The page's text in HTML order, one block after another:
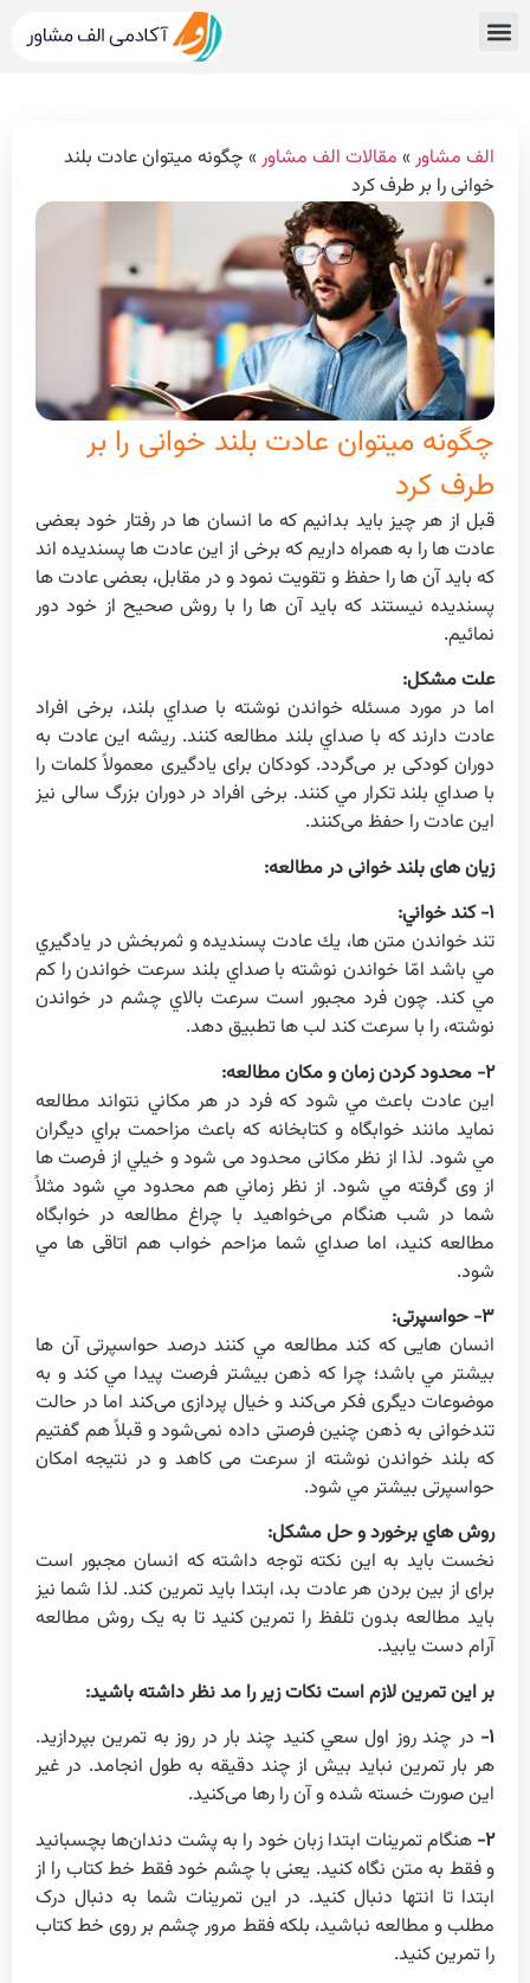
الف مشاور » مقالات الف مشاور » چگونه میتوان عادت بلند
خوانی را بر طرف کرد
چگونه میتوان عادت بلند خوانی را بر
طرف کرد
قبل از هر چيز بايد بدانيم كه ما انسان ها در رفتار خود بعضی
عادت ها را به همراه داريم كه برخی از اين عادت ها پسنديده اند
كه بايد آن ها را حفظ و تقويت نمود و در مقابل، بعضی عادت ها
پسنديده نيستند كه بايد آن ها را با روش صحيح از خود دور
نمائيم.
علت مشکل:
اما در مورد مسئله خواندن نوشته با صداي بلند، برخی افراد
عادت دارند كه با صداي بلند مطالعه كنند. ريشه اين عادت به
دوران كودكی بر می‌گردد. كودكان برای يادگيری معمولاً كلمات را
با صداي بلند تكرار مي كنند. برخی افراد در دوران بزرگ سالی نيز
اين عادت را حفظ می‌كنند.
زيان های بلند خوانی در مطالعه:
۱- کند خواني:
تند خواندن متن ها، يك عادت پسنديده و ثمربخش در يادگيري
مي باشد امّا خواندن نوشته با صداي بلند سرعت خواندن را كم
مي كند. چون فرد مجبور است سرعت بالاي چشم در خواندن
نوشته، را با سرعت کند لب ها تطبيق دهد.
۲- محدود كردن زمان و مكان مطالعه:
اين عادت باعث مي شود كه فرد در هر مكاني نتواند مطالعه
نمايد مانند خوابگاه و کتابخانه كه باعث مزاحمت براي ديگران
مي شود. لذا از نظر مكانی محدود می شود و خيلي از فرصت ها
از وی گرفته مي شود. از نظر زماني هم محدود مي شود مثلاً
شما در شب هنگام می‌خواهيد با چراغ مطالعه در خوابگاه
مطالعه كنيد، اما صداي شما مزاحم خواب هم اتاقی ها مي
شود.
۳- حواسپرتی:
انسان هايی كه كند مطالعه مي كنند درصد حواسپرتی آن ها
بيشتر مي باشد؛ چرا كه ذهن بيشتر فرصت پيدا مي كند و به
موضوعات ديگری فكر می‌كند و خيال پردازی می‌كند اما در حالت
تندخوانی به ذهن چنين فرصتی داده نمی‌شود و قبلاً هم گفتيم
كه بلند خواندن نوشته از سرعت می كاهد و در نتيجه امكان
حواسپرتی بيشتر مي شود.
روش هاي برخورد و حل مشكل:
نخست بايد به اين نکته توجه داشته که انسان مجبور است
برای از بين بردن هر عادت بد، ابتدا بايد تمرين کند. لذا شما نيز
بايد مطالعه بدون تلفظ را تمرين کنيد تا به يک روش مطالعه
آرام دست يابيد.
بر اين تمرين لازم است نکات زير را مد نظر داشته باشيد:
۱- در چند روز اول سعي کنيد چند بار در روز به تمرين بپردازيد.
هر بار تمرين نبايد بيش از چند دقيقه به طول انجامد. در غير
اين صورت خسته شده و آن را رها می‌کنيد.
۲- هنگام تمرينات ابتدا زبان خود را به پشت دندان‌ها بچسبانيد
و فقط به متن نگاه کنيد. يعنی با چشم خود فقط خط کتاب را از
ابتدا تا انتها دنبال کنيد. در اين تمرينات شما به دنبال درک
مطلب و مطالعه نباشيد، بلکه فقط مرور چشم بر روی خط کتاب
را تمرين کنيد.